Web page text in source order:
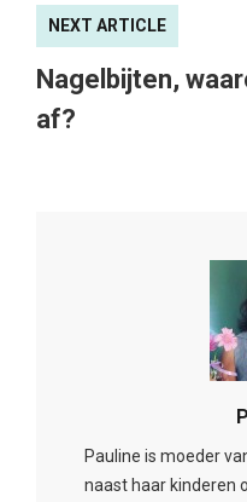
NEXT ARTICLE
Nagelbijten,
af?
Pauline is moeder
naast haar kinderen